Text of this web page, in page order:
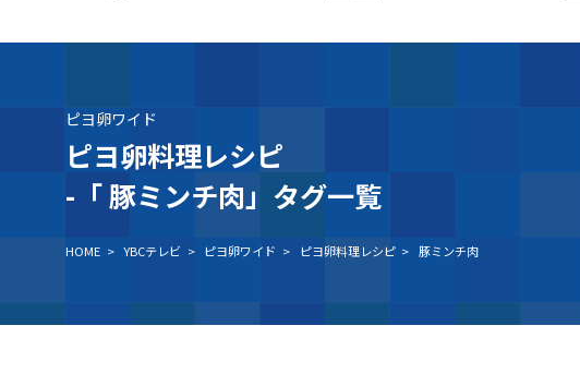
イベント
ＹＢＣオンデマンド
ピヨ卵ワイド
ピヨ卵料理レシピ
-「豚ミンチ肉」タグ一覧
HOME > YBCテレビ > ピヨ卵ワイド > ピヨ卵料理レシピ > 豚ミンチ肉